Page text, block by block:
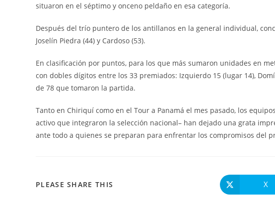
situaron en el séptimo y onceno peldaño en esa categoría.
Después del trío puntero de los antillanos en la general individual,
Joselín Piedra (44) y Cardoso (53).
En clasificación por puntos, para los que más sumaron unidades en
con dobles dígitos entre los 33 premiados: Izquierdo 15 (lugar 14),
de 78 que tomaron la partida.
Tanto en Chiriquí como en el Tour a Panamá el mes pasado, los
activo que integraron la selección nacional– han dejado una grata
ante todo a quienes se preparan para enfrentar los compromisos del
PLEASE SHARE THIS
abre
X